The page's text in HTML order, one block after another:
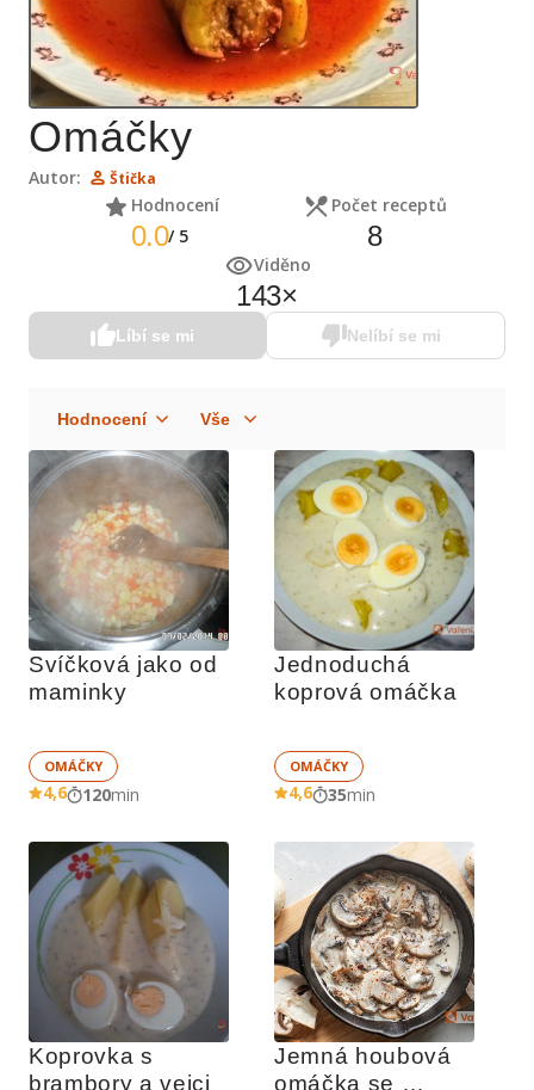
Omáčky
Autor: Štička
Hodnocení
0.0/ 5
Počet receptů
8
Viděno
143×
Líbí se mi Nelíbí se mi
Svíčková jako od
maminky
OMÁČKY
4,6 120min
Jednoduchá
koprová omáčka
OMÁČKY
4,6 35min
Koprovka s
brambory a vejci
Jemná houbová
omáčka se